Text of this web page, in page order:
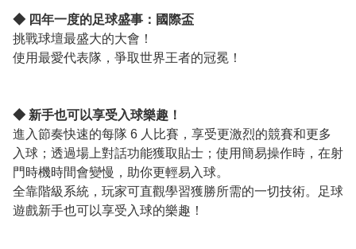
◆ 四年一度的足球盛事：國際盃
挑戰球壇最盛大的大會！
使用最愛代表隊，爭取世界王者的冠冕！
◆ 新手也可以享受入球樂趣！
進入節奏快速的每隊 6 人比賽，享受更激烈的競賽和更多
入球；透過場上對話功能獲取貼士；使用簡易操作時，在射
門時機時間會變慢，助你更輕易入球。
全靠階級系統，玩家可直觀學習獲勝所需的一切技術。足球
遊戲新手也可以享受入球的樂趣！